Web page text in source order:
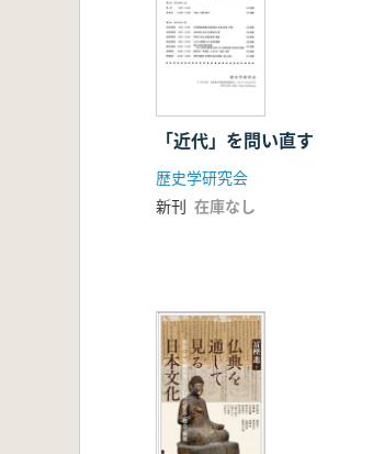
「近代」を問い直す
歴史学研究会
新刊 在庫なし